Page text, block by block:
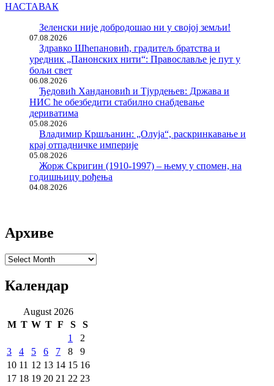
НАСТАВАК
Зеленски није добродошао ни у својој земљи!
07.08.2026
Здравко Шћепановић, градитељ братства и
уредник „Панонских нити“: Православље је пут у
бољи свет
06.08.2026
Ђедовић Хандановић и Тјурдењев: Држава и
НИС ће обезбедити стабилно снабдевање
дериватима
05.08.2026
Владимир Кршљанин: „Олуја“, раскринкавање и
крај отпадничке империје
05.08.2026
Жорж Скригин (1910-1997) – њему у спомен, на
годишњицу рођења
04.08.2026
Архиве
Архиве
Календар
August 2026
M T W T F S
S
1
2
3
4 5 6 7 8
9
10 11 12 13 14 15 16
17 18 19 20 21 22 23